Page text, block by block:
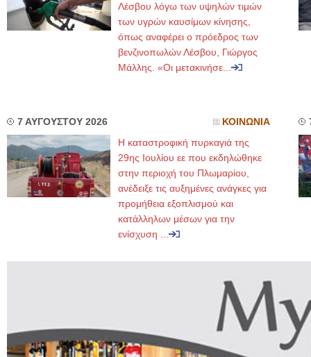
Λέσβου λόγω των υψηλών τιμών
των υγρών καυσίμων κίνησης,
όπως αναφέρει ο πρόεδρος των
βενζινοπωλών Λέσβου, Γιώργος
Μάλλης. «Οι μετακινήσε...
7 ΑΥΓΟΥΣΤΟΥ 2026 ΚΟΙΝΩΝΙΑ
Η καταστροφική πυρκαγιά της
29ης Ιουλίου εε που εκδηλώθηκε
στην περιοχή του Πλωμαρίου,
ανέδειξε τις αυξημένες ανάγκες για
προμήθεια εξοπλισμού και
κατάλληλων μέσων για την
ενίσχυση ...